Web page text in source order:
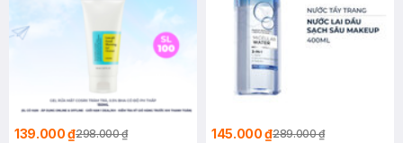
139.000 ₫298.000 ₫ 145.000 ₫289.000 ₫